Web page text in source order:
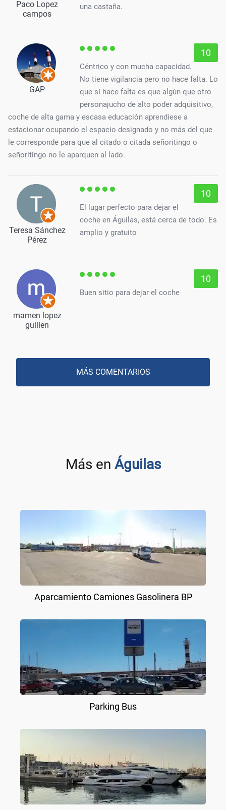
Paco Lopez
campos
una castaña.
GAP
10
Céntrico y con mucha capacidad.
No tiene vigilancia pero no hace falta. Lo
que sí hace falta es que algún que otro
personajucho de alto poder adquisitivo,
coche de alta gama y escasa educación aprendiese a
estacionar ocupando el espacio designado y no más del que
le corresponde para que al citado o citada señoritingo o
señoritingo no le aparquen al lado.
Teresa Sánchez
Pérez
10
El lugar perfecto para dejar el
coche en Águilas, está cerca de todo. Es
amplio y gratuito
mamen lopez
guillen
10
Buen sitio para dejar el coche
MÁS COMENTARIOS
Más en Águilas
Aparcamiento Camiones Gasolinera BP
Parking Bus